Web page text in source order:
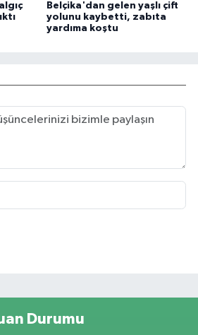
Belçika'dan gelen yaşlı çift
yolunu kaybetti, zabıta
yardıma koştu
Durumu